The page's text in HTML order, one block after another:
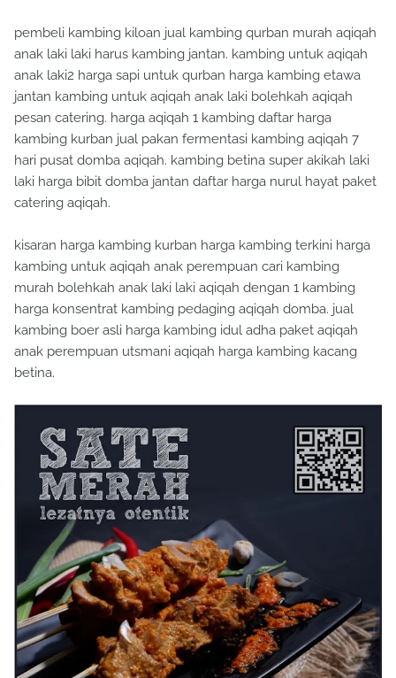
pembeli kambing kiloan jual kambing qurban murah aqiqah
anak laki laki harus kambing jantan. kambing untuk aqiqah
anak laki2 harga sapi untuk qurban harga kambing etawa
jantan kambing untuk aqiqah anak laki bolehkah aqiqah
pesan catering. harga aqiqah 1 kambing daftar harga
kambing kurban jual pakan fermentasi kambing aqiqah 7
hari pusat domba aqiqah. kambing betina super akikah laki
laki harga bibit domba jantan daftar harga nurul hayat paket
catering aqiqah.
kisaran harga kambing kurban harga kambing terkini harga
kambing untuk aqiqah anak perempuan cari kambing
murah bolehkah anak laki laki aqiqah dengan 1 kambing
harga konsentrat kambing pedaging aqiqah domba. jual
kambing boer asli harga kambing idul adha paket aqiqah
anak perempuan utsmani aqiqah harga kambing kacang
betina.